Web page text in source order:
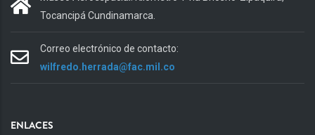
Tocancipá Cundinamarca.
Correo electrónico de contacto:
wilfredo.herrada@fac.mil.co
ENLACES